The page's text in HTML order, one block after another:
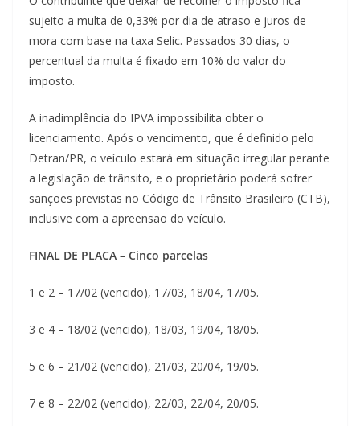
sujeito a multa de 0,33% por dia de atraso e juros de
mora com base na taxa Selic. Passados 30 dias, o
percentual da multa é fixado em 10% do valor do
imposto.
A inadimplência do IPVA impossibilita obter o
licenciamento. Após o vencimento, que é definido pelo
Detran/PR, o veículo estará em situação irregular perante
a legislação de trânsito, e o proprietário poderá sofrer
sanções previstas no Código de Trânsito Brasileiro (CTB),
inclusive com a apreensão do veículo.
FINAL DE PLACA – Cinco parcelas
1 e 2 – 17/02 (vencido), 17/03, 18/04, 17/05.
3 e 4 – 18/02 (vencido), 18/03, 19/04, 18/05.
5 e 6 – 21/02 (vencido), 21/03, 20/04, 19/05.
7 e 8 – 22/02 (vencido), 22/03, 22/04, 20/05.